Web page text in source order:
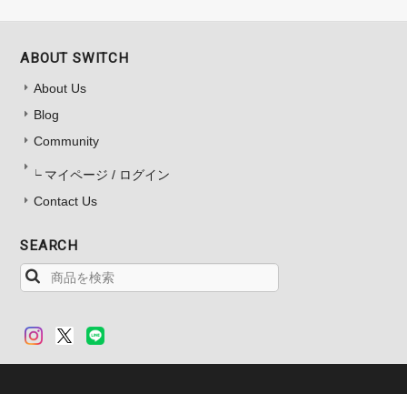
ABOUT SWITCH
About Us
Blog
Community
マイページ / ログイン
Contact Us
SEARCH